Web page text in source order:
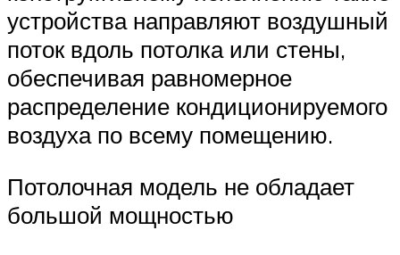
устройства направляют воздушный
поток вдоль потолка или стены,
обеспечивая равномерное
распределение кондиционируемого
воздуха по всему помещению.
Потолочная модель не обладает
большой мощностью